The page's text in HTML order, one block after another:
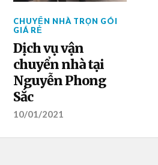
CHUYỂN NHÀ TRỌN GÓI
GIÁ RẺ
Dịch vụ vận
chuyển nhà tại
Nguyễn Phong
Sắc
10/01/2021